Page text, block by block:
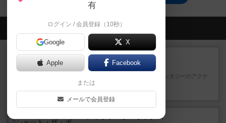
会員の新しい投稿
レビュー
エコーズ・オブ・タイム
カードゲームにファイナルファンタジーのアクテ
ィブタイムバトル（もしくは...
14分前by ジェイとと
シャット・ザ・ボックス
有
ログイン / 会員登録（10秒）
Google X
Apple Facebook
または
メールで会員登録